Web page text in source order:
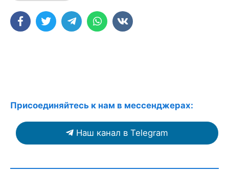
Присоединяйтесь к нам в мессенджерах:
Наш канал в Telegram